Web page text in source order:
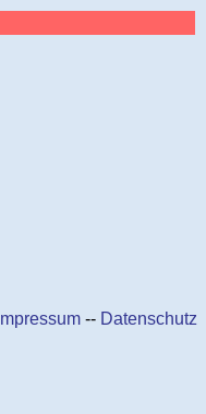
Impressum -- Datenschutz